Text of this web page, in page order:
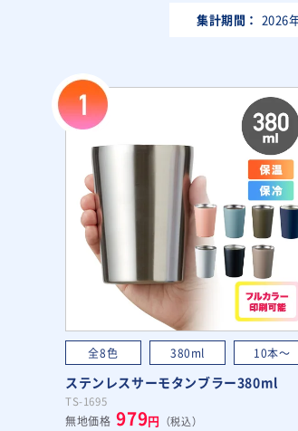
集計期間： 2026
全8色 380ml 10本～
ステンレスサーモタンブラー380ml
TS-1695
無地価格 979円 （税込）